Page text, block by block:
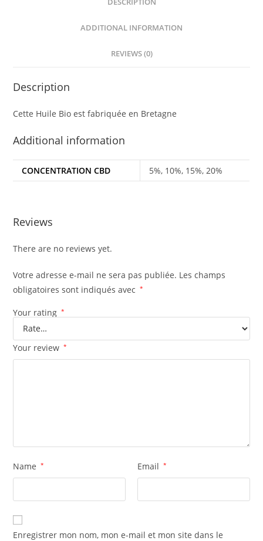
DESCRIPTION
ADDITIONAL INFORMATION
REVIEWS (0)
Description
Cette Huile Bio est fabriquée en Bretagne
Additional information
CONCENTRATION CBD 5%, 10%, 15%, 20%
Reviews
There are no reviews yet.
Votre adresse e-mail ne sera pas publiée. Les champs
obligatoires sont indiqués avec
*
Your rating *
Your review *
Name * Email *
Enregistrer mon nom, mon e-mail et mon site dans le